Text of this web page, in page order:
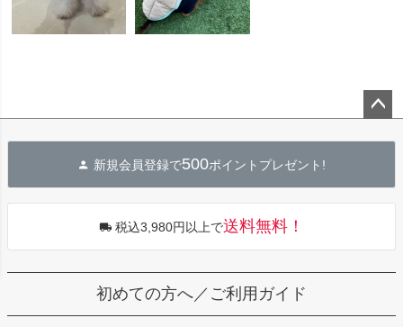
へ
新規会員登録で500ポイントプレゼント!
税込3,980円以上で送料無料！
初めての方へ／ご利用ガイド